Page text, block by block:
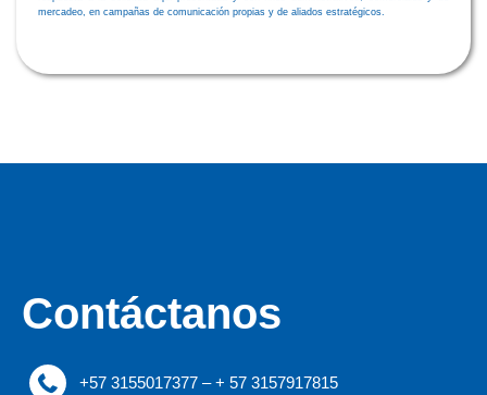
mercadeo, en campañas de comunicación propias y de aliados estratégicos.
Contáctanos
+57 3155017377 – + 57 3157917815